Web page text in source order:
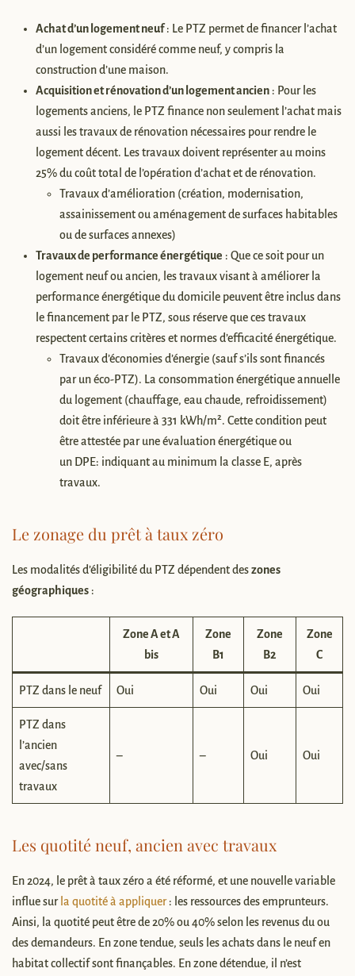
Achat d’un logement neuf: Le PTZ permet de financer l’achat
d’un logement considéré comme neuf, y compris la
construction d’une maison.
Acquisition et rénovation d’un logement ancien : Pour les
logements anciens, le PTZ finance non seulement l’achat mais
aussi les travaux de rénovation nécessaires pour rendre le
logement décent. Les travaux doivent représenter au moins
25% du coût total de l’opération d’achat et de rénovation.
Travaux d’amélioration (création, modernisation,
assainissement ou aménagement de surfaces habitables
ou de surfaces annexes)
Travaux de performance énergétique : Que ce soit pour un
logement neuf ou ancien, les travaux visant à améliorer la
performance énergétique du domicile peuvent être inclus dans
le financement par le PTZ, sous réserve que ces travaux
respectent certains critères et normes d’efficacité énergétique.
Travaux d’économies d’énergie (sauf s’ils sont financés
par un éco-PTZ). La consommation énergétique annuelle
du logement (chauffage, eau chaude, refroidissement)
doit être inférieure à 331 kWh/m². Cette condition peut
être attestée par une évaluation énergétique ou
un DPE: indiquant au minimum la classe E, après
travaux.
Le zonage du prêt à taux zéro
Les modalités d’éligibilité du PTZ dépendent deszones
géographiques :
Zone A et A
bis
Zone
B1
Zone
B2
Zone
C
PTZ dans le neuf Oui Oui Oui Oui
PTZ dans
l’ancien
avec/sans
travaux
– – Oui Oui
Les quotité neuf, ancien avec travaux
En 2024, le prêt à taux zéro a été réformé, et une nouvelle variable
influe sur la quotité à appliquer: les ressources des emprunteurs.
Ainsi, la quotité peut être de 20% ou 40% selon les revenus du ou
des demandeurs. En zone tendue, seuls les achats dans le neuf en
habitat collectif sont finançables. En zone détendue, il n’est